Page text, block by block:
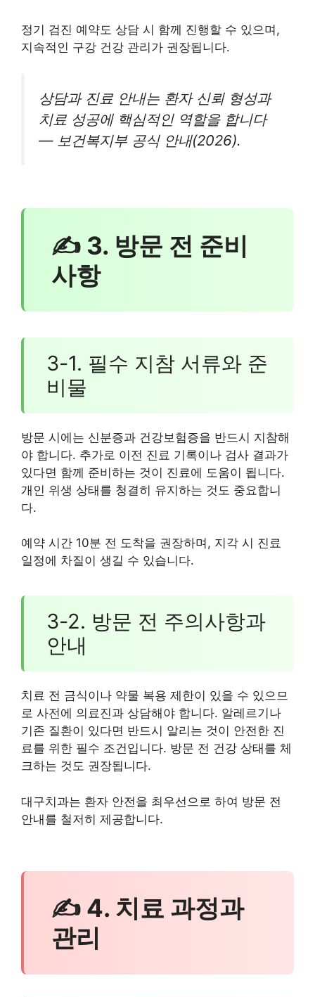
정기 검진 예약도 상담 시 함께 진행할 수 있으며,
지속적인 구강 건강 관리가 권장됩니다.
상담과 진료 안내는 환자 신뢰 형성과
치료 성공에 핵심적인 역할을 합니다
— 보건복지부 공식 안내(2026).
✍ 3. 방문 전 준비
사항
3-1. 필수 지참 서류와 준
비물
방문 시에는 신분증과 건강보험증을 반드시 지참해
야 합니다. 추가로 이전 진료 기록이나 검사 결과가
있다면 함께 준비하는 것이 진료에 도움이 됩니다.
개인 위생 상태를 청결히 유지하는 것도 중요합니
다.
예약 시간 10분 전 도착을 권장하며, 지각 시 진료
일정에 차질이 생길 수 있습니다.
3-2. 방문 전 주의사항과
안내
치료 전 금식이나 약물 복용 제한이 있을 수 있으므
로 사전에 의료진과 상담해야 합니다. 알레르기나
기존 질환이 있다면 반드시 알리는 것이 안전한 진
료를 위한 필수 조건입니다. 방문 전 건강 상태를 체
크하는 것도 권장됩니다.
대구치과는 환자 안전을 최우선으로 하여 방문 전
안내를 철저히 제공합니다.
✍ 4. 치료 과정과
관리